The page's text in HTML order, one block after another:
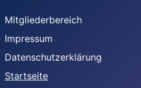
Mitgliederbereich
Impressum
Datenschutzerklärung
Startseite